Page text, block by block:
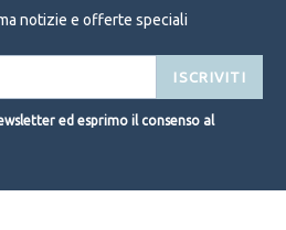
notizie e offerte speciali
ISCRIVITI
ed esprimo il consenso al